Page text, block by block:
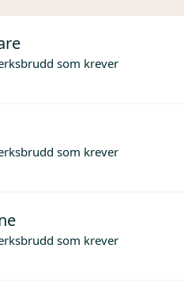
som krever
som krever
som krever